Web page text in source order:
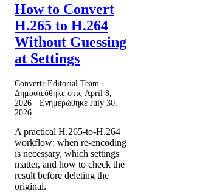
How to Convert
H.265 to H.264
Without Guessing
at Settings
Convertr Editorial Team ·
Δημοσιεύθηκε στις April 8,
2026 · Ενημερώθηκε July 30,
2026
A practical H.265-to-H.264
workflow: when re-encoding
is necessary, which settings
matter, and how to check the
result before deleting the
original.